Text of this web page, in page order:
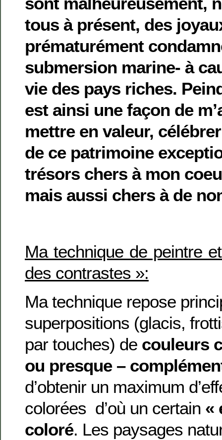
tous à présent, des
prématurément
submersion marine- à
vie des pays riches.
est ainsi une façon de
mettre en valeur,
de ce patrimoine
trésors chers à mon
mais aussi chers à de
Ma technique de peintre
des contrastes »:
Ma technique repose
superpositions (glacis,
par touches) de couleurs
ou presque –
d’obtenir un maximum
colorées d’où un certain «
coloré. Les paysages